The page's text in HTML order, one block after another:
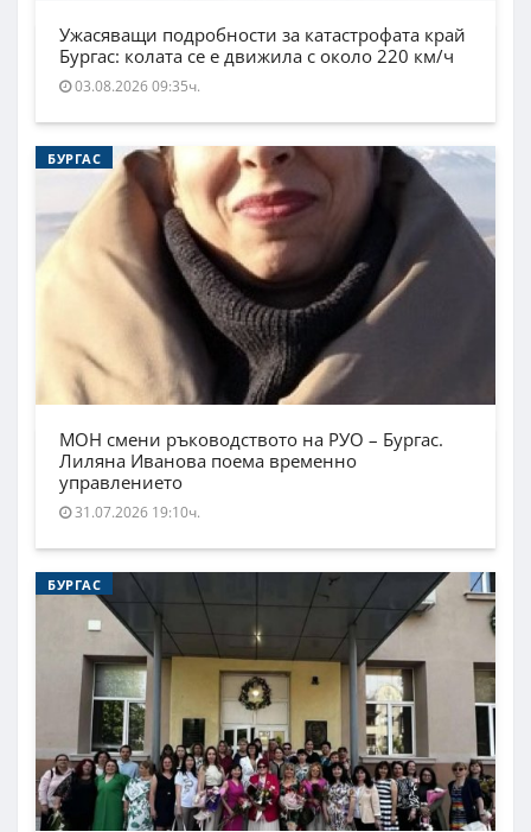
Ужасяващи подробности за катастрофата край
Бургас: колата се е движила с около 220 км/ч
03.08.2026 09:35ч.
БУРГАС
МОН смени ръководството на РУО – Бургас.
Лиляна Иванова поема временно
управлението
31.07.2026 19:10ч.
БУРГАС